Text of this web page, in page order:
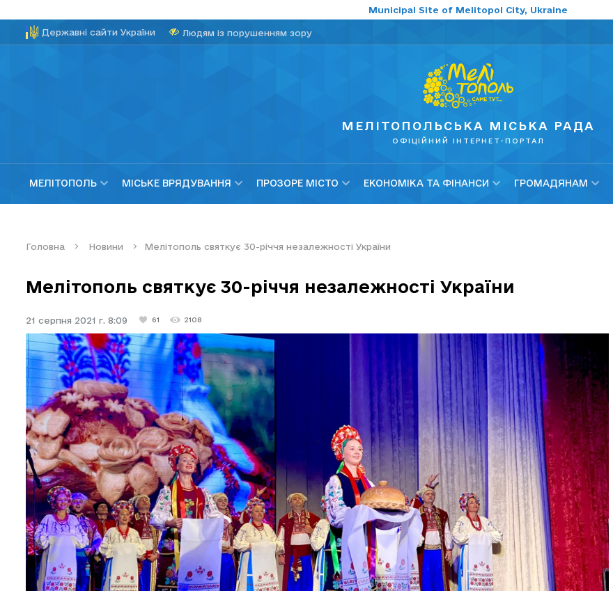
Municipal Site of Melitopol City, Ukraine
Державні сайти України Людям із порушенням зору
МЕЛІТОПОЛЬСЬКА МІСЬКА РАДА
ОФІЦІЙНИЙ ІНТЕРНЕТ-ПОРТАЛ
МЕЛІТОПОЛЬ МІСЬКЕ ВРЯДУВАННЯ ПРОЗОРЕ МІСТО ЕКОНОМІКА ТА ФІНАНСИ ГРОМАДЯНАМ
Головна Новини Мелітополь святкує 30-річчя незалежності України
Мелітополь святкує 30-річчя незалежності України
21 серпня 2021 г. 8:09 61 2108